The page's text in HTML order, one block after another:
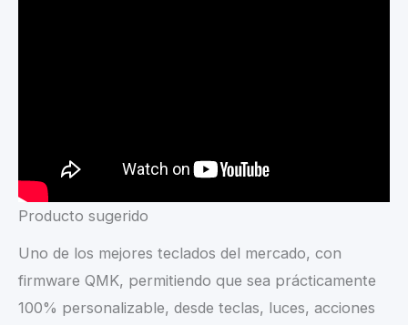
Producto sugerido
Uno de los mejores teclados del mercado, con
firmware QMK, permitiendo que sea prácticamente
100% personalizable, desde teclas, luces, acciones